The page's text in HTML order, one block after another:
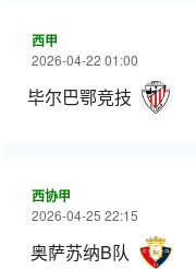
西甲
2026-04-22 01:00
毕尔巴鄂竞技
西协甲
2026-04-25 22:15
奥萨苏纳B队